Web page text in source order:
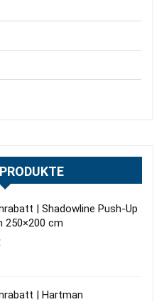
| Shadowline Push-Up
250×200 cm
Aktueller
| Hartman